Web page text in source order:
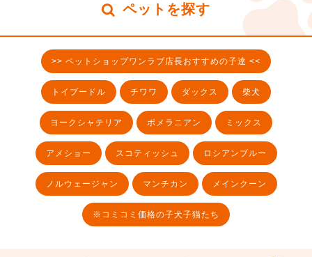
ペットを探す
>> ペットショップワンラブ店長おすすめの子達 <<
トイプードル チワワ ダックス 柴犬
ヨークシャテリア ポメラニアン ミックス
アメショー スコティッシュ ロシアンブルー
ノルウェージャン マンチカン メインクーン
※コミコミ価格の子犬子猫たち